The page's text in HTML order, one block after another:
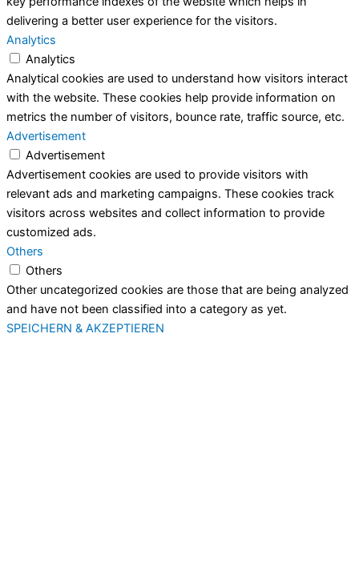
delivering a better user experience for the visitors.
Analytics
Analytics
Analytical cookies are used to understand how visitors interact
with the website. These cookies help provide information on
metrics the number of visitors, bounce rate, traffic source, etc.
Advertisement
Advertisement
Advertisement cookies are used to provide visitors with
relevant ads and marketing campaigns. These cookies track
visitors across websites and collect information to provide
customized ads.
Others
Others
Other uncategorized cookies are those that are being analyzed
and have not been classified into a category as yet.
SPEICHERN & AKZEPTIEREN